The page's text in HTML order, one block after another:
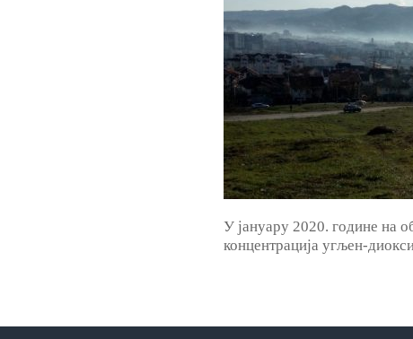
У јануару 2020. године на
концентрација угљен-